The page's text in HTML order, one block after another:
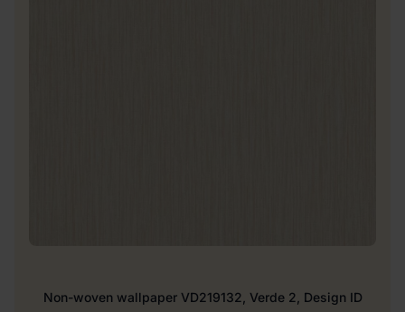
Non-woven wallpaper VD219132, Verde 2, Design ID